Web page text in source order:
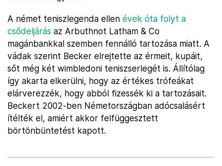
A német teniszlegenda ellen évek óta folyt a
csődeljárás az Arbuthnot Latham & Co
magánbankkal szemben fennálló tartozása miatt. A
vádak szerint Becker elrejtette az érmeit, kupáit,
sőt még két wimbledoni teniszserlegét is. Állítólag
így akarta elkerülni, hogy az értékes trófeákat
elárverezzék, hogy abból fizessék ki a tartozásait.
Beckert 2002-ben Németországban adócsalásért
ítélték el, amiért akkor felfüggesztett
börtönbüntetést kapott.